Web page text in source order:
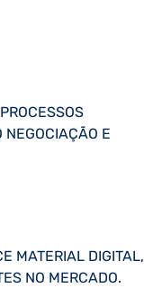
NEGOCIAÇÃO E
MATERIAL DIGITAL,
NO MERCADO.